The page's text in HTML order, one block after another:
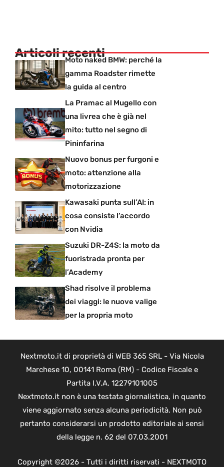
Articoli recentiMoto naked BMW: perché la
gamma Roadster rimette
la guida al centro
La Pramac al Mugello con
una livrea che è già nel
mito: tutto nel segno di
Pininfarina
Nuovo bonus per furgoni e
moto: attenzione alla
motorizzazione
Kawasaki punta sull’AI: in
cosa consiste l’accordo
con Nvidia
Suzuki DR-Z4S: la moto da
fuoristrada pronta per
l’Academy
Shad risolve il problema
dei viaggi: le nuove valige
per la propria moto
Nextmoto.it di proprietà di WEB 365 SRL - Via Nicola
Marchese 10, 00141 Roma (RM) - Codice Fiscale e
Partita I.V.A. 12279101005
Nextmoto.it non è una testata giornalistica, in quanto
viene aggiornato senza alcuna periodicità. Non può
pertanto considerarsi un prodotto editoriale ai sensi
della legge n. 62 del 07.03.2001
Copyright ©2026 - Tutti i diritti riservati - NEXTMOTO